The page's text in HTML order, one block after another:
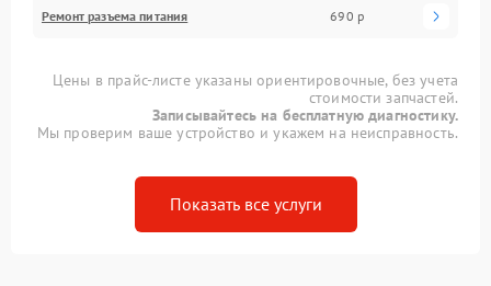
Ремонт разъема питания 690 р
Цены в прайс-листе указаны ориентировочные, без учета
стоимости запчастей.
Записывайтесь на бесплатную диагностику.
Мы проверим ваше устройство и укажем на неисправность.
Показать все услуги